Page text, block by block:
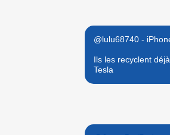
@lulu68740 -
Ils les recyclent
Tesla